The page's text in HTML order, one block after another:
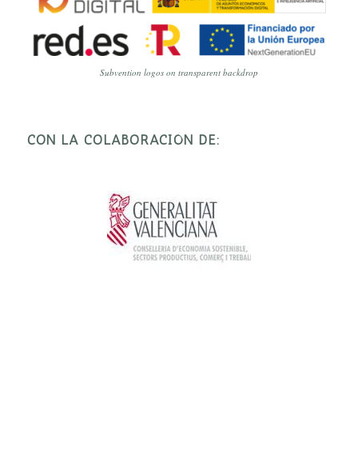
Subvention logos on transparent backdrop
CON LA COLABORACIÓN DE: